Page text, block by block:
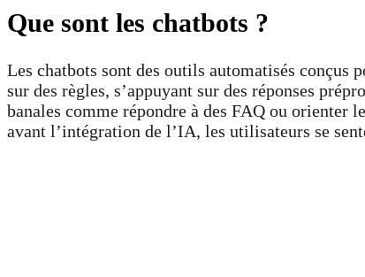
Que sont les chatbots ?
Les chatbots sont des outils automatisés conçus
sur des règles, s’appuyant sur des réponses
banales comme répondre à des FAQ ou orienter
avant l’intégration de l’IA, les utilisateurs se